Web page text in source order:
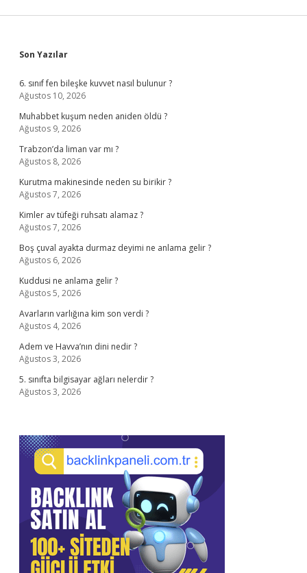
Sidebar
Son Yazılar
6. sınıf fen bileşke kuvvet nasıl bulunur ?
Ağustos 10, 2026
Muhabbet kuşum neden aniden öldü ?
Ağustos 9, 2026
Trabzon’da liman var mı ?
Ağustos 8, 2026
Kurutma makinesinde neden su birikir ?
Ağustos 7, 2026
Kimler av tüfeği ruhsatı alamaz ?
Ağustos 7, 2026
Boş çuval ayakta durmaz deyimi ne anlama gelir ?
Ağustos 6, 2026
Kuddusi ne anlama gelir ?
Ağustos 5, 2026
Avarların varlığına kim son verdi ?
Ağustos 4, 2026
Adem ve Havva’nın dini nedir ?
Ağustos 3, 2026
5. sınıfta bilgisayar ağları nelerdir ?
Ağustos 3, 2026